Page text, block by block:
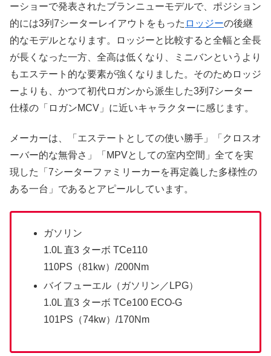
ーショーで発表されたブランニューモデルで、ポジション
的には3列7シーターレイアウトをもった ロッジーの後継
的なモデルとなります。ロッジーと比較すると全幅と全長
が長くなった一方、全高は低くなり、ミニバンというより
もエステート的な要素が強くなりました。そのためロッジ
ーよりも、かつて初代ロガンから派生した3列7シーター
仕様の「ロガンMCV」に近いキャラクターに感じます。
メーカーは、「エステートとしての使い勝手」「クロスオ
ーバー的な無骨さ」「MPVとしての室内空間」全てを実
現した「7シーターファミリーカーを再定義した多様性の
ある一台」であるとアピールしています。
ガソリン
1.0L 直3 ターボ TCe110
110PS（81kw）/200Nm
バイフューエル（ガソリン／LPG）
1.0L 直3 ターボ TCe100 ECO-G
101PS（74kw）/170Nm